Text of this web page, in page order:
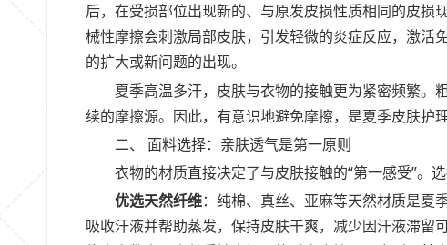
后，在受损部位出现新的、与原发皮损性质相同的皮
械性摩擦会刺激局部皮肤，引发轻微的炎症反应，激活
的扩大或新问题的出现。
夏季高温多汗，皮肤与衣物的接触更为紧密频繁。
续的摩擦源。因此，有意识地避免摩擦，是夏季皮肤护
二、 面料选择：亲肤透气是第一原则
衣物的材质直接决定了与皮肤接触的“第一感受”。
优选天然纤维：纯棉、真丝、亚麻等天然材质是
吸收汗液并帮助蒸发，保持皮肤干爽，减少因汗液滞